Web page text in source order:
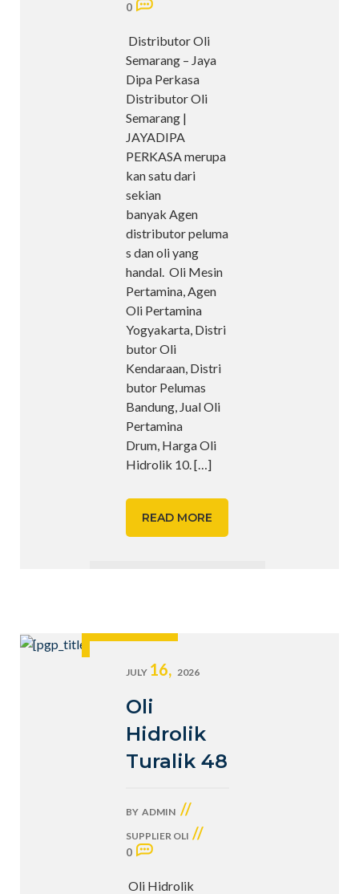
0
Distributor Oli
Semarang – Jaya
Dipa Perkasa
Distributor Oli
Semarang |
JAYADIPA
PERKASA merupa
kan satu dari
sekian
banyak Agen
distributor peluma
s dan oli yang
handal. Oli Mesin
Pertamina, Agen
Oli Pertamina
Yogyakarta, Distri
butor Oli
Kendaraan, Distri
butor Pelumas
Bandung, Jual Oli
Pertamina
Drum, Harga Oli
Hidrolik 10.[…]
READ MORE
JULY 16, 2026
Oli
Hidrolik
Turalik 48
BY ADMIN //
SUPPLIER OLI //
0
Oli Hidrolik